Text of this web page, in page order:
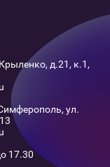
д.21, к.1,
ул.
17.30